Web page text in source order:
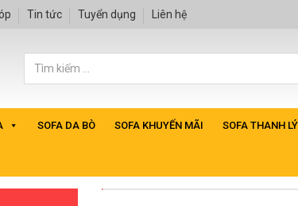
Tin tức Tuyển dụng Liên hệ
SOFA DA BÒ SOFA KHUYẾN MÃI SOFA THANH LÝ